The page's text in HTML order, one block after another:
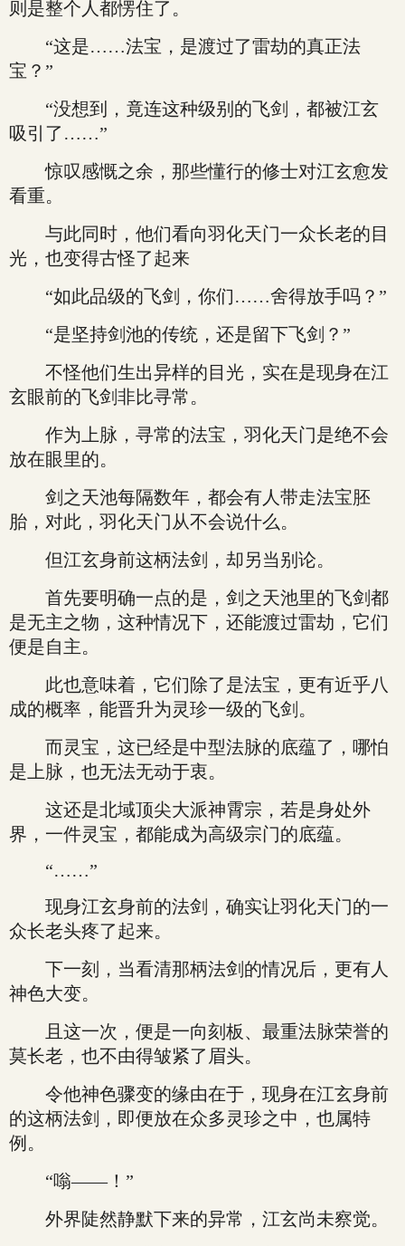
则是整个人都愣住了。
“这是……法宝，是渡过了雷劫的真正法
宝？”
“没想到，竟连这种级别的飞剑，都被江玄
吸引了……”
惊叹感慨之余，那些懂行的修士对江玄愈发
看重。
与此同时，他们看向羽化天门一众长老的目
光，也变得古怪了起来
“如此品级的飞剑，你们……舍得放手吗？”
“是坚持剑池的传统，还是留下飞剑？”
不怪他们生出异样的目光，实在是现身在江
玄眼前的飞剑非比寻常。
作为上脉，寻常的法宝，羽化天门是绝不会
放在眼里的。
剑之天池每隔数年，都会有人带走法宝胚
胎，对此，羽化天门从不会说什么。
但江玄身前这柄法剑，却另当别论。
首先要明确一点的是，剑之天池里的飞剑都
是无主之物，这种情况下，还能渡过雷劫，它们
便是自主。
此也意味着，它们除了是法宝，更有近乎八
成的概率，能晋升为灵珍一级的飞剑。
而灵宝，这已经是中型法脉的底蕴了，哪怕
是上脉，也无法无动于衷。
这还是北域顶尖大派神霄宗，若是身处外
界，一件灵宝，都能成为高级宗门的底蕴。
“……”
现身江玄身前的法剑，确实让羽化天门的一
众长老头疼了起来。
下一刻，当看清那柄法剑的情况后，更有人
神色大变。
且这一次，便是一向刻板、最重法脉荣誉的
莫长老，也不由得皱紧了眉头。
令他神色骤变的缘由在于，现身在江玄身前
的这柄法剑，即便放在众多灵珍之中，也属特
例。
“嗡——！”
外界陡然静默下来的异常，江玄尚未察觉。